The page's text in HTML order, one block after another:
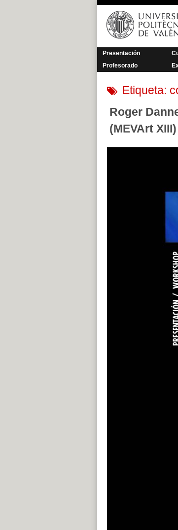
Saltar
contenido
Presentación
Profesorado
Etiqueta:
Roger
(MEVArt XIII)